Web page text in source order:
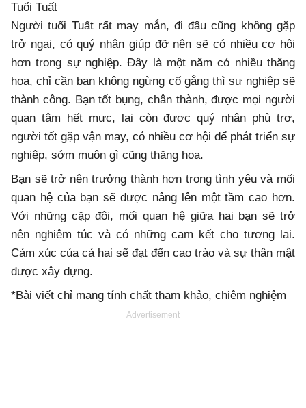
Tuổi Tuất
Người tuổi Tuất rất may mắn, đi đâu cũng không gặp
trở ngại, có quý nhân giúp đỡ nên sẽ có nhiều cơ hội
hơn trong sự nghiệp. Đây là một năm có nhiều thăng
hoa, chỉ cần bạn không ngừng cố gắng thì sự nghiệp sẽ
thành công. Bạn tốt bụng, chân thành, được mọi người
quan tâm hết mực, lại còn được quý nhân phù trợ,
người tốt gặp vận may, có nhiều cơ hội để phát triển sự
nghiệp, sớm muộn gì cũng thăng hoa.
Bạn sẽ trở nên trưởng thành hơn trong tình yêu và mối
quan hệ của bạn sẽ được nâng lên một tầm cao hơn.
Với những cặp đôi, mối quan hệ giữa hai bạn sẽ trở
nên nghiêm túc và có những cam kết cho tương lai.
Cảm xúc của cả hai sẽ đạt đến cao trào và sự thân mật
được xây dựng.
*Bài viết chỉ mang tính chất tham khảo, chiêm nghiệm
Advertisement